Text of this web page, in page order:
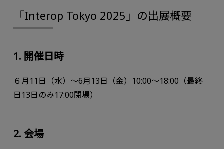
「Interop Tokyo 2025」の出展概要
1. 開催日時
６月11日（水）～6月13日（金）10:00～18:00（最終
日13日のみ17:00閉場）
2. 会場